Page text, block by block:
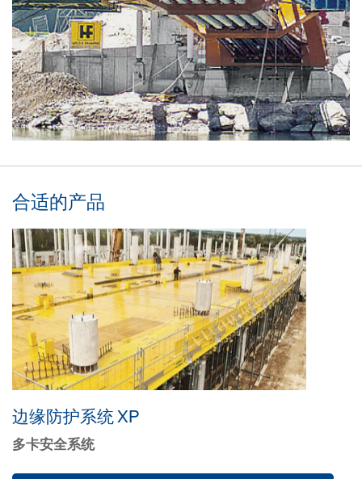
合适的产品
边缘防护系统 XP
多卡安全系统